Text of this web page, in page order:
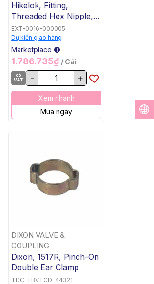
Hikelok, Fitting,
Threaded Hex Nipple,
1/2" MNPT x 3/4"
MNPT, 10000 PSI,
SS316
EXT-0016-000005
Dự kiến giao hàng
Marketplace
1.786.735₫ / Cái
có
VAT
- +
Xem nhanh
Mua ngay
DIXON VALVE &
COUPLING
Dixon, 1517R, Pinch-On
Double Ear Clamp
TDC-TBVTCD-44321